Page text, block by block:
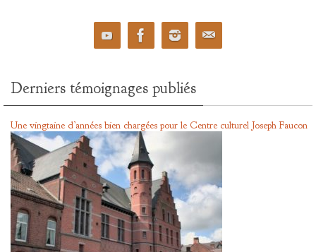
Derniers témoignages publiés
Une vingtaine d’années bien chargées pour le Centre culturel Joseph Faucon